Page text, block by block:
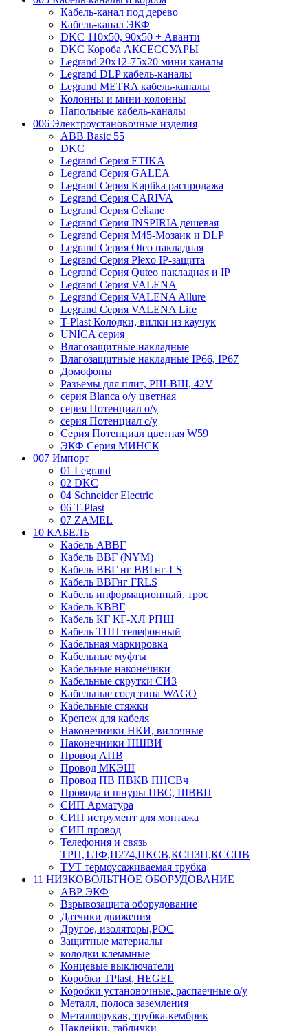
Кабель-канал под дерево
Кабель-канал ЭКФ
DKC 110х50, 90х50 + Аванти
DKC Короба АКСЕССУАРЫ
Legrand 20х12-75х20 мини каналы
Legrand DLP кабель-каналы
Legrand METRA кабель-каналы
Колонны и мини-колонны
Напольные кабель-каналы
006 Электроустановочные изделия
ABB Basic 55
DKC
Legrand Серия ETIKA
Legrand Серия GALEA
Legrand Серия Kaptika распродажа
Legrand Серия CARIVA
Legrand Серия Celiane
Legrand Серия INSPIRIA дешевая
Legrand Серия M45-Мозаик и DLP
Legrand Серия Oteo накладная
Legrand Серия Plexo IP-защита
Legrand Серия Quteo накладная и IP
Legrand Серия VALENA
Legrand Серия VALENA Allure
Legrand Серия VALENA Life
T-Plast Колодки, вилки из каучук
UNICA серия
Влагозащитные накладные
Влагозащитные накладные IP66, IP67
Домофоны
Разъемы для плит, РШ-ВШ, 42V
серия Blanca о/у цветная
серия Потенциал о/у
серия Потенциал с/у
Серия Потенциал цветная W59
ЭКФ Серия МИНСК
007 Импорт
01 Legrand
02 DKC
04 Schneider Electric
06 T-Plast
07 ZAMEL
10 КАБЕЛЬ
Кабель АВВГ
Кабель ВВГ (NYM)
Кабель ВВГ нг ВВГнг-LS
Кабель ВВГнг FRLS
Кабель информационный, трос
Кабель КВВГ
Кабель КГ КГ-ХЛ РПШ
Кабель ТПП телефонный
Кабельная маркировка
Кабельные муфты
Кабельные наконечнки
Кабельные скрутки СИЗ
Кабельные соед типа WAGO
Кабельные стяжки
Крепеж для кабеля
Наконечники НКИ, вилочные
Наконечники НШВИ
Провод АПВ
Провод МКЭШ
Провод ПВ ПВКВ ПНСВч
Провода и шнуры ПВС, ШВВП
СИП Арматура
СИП иструмент для монтажа
СИП провод
Телефония и связь
ТРП,ТЛФ,П274,ПКСВ,КСПЗП,КССПВ
ТУТ термоусаживаемая трубка
11 НИЗКОВОЛЬТНОЕ ОБОРУДОВАНИЕ
АВР ЭКФ
Взрывозащита оборудование
Датчики движения
Другое, изоляторы,РОС
Защитные материалы
колодки клеммные
Концевые выключатели
Коробки TPlast, HEGEL
Коробки установочные, распаечные о/у
Металл, полоса заземления
Металлорукав, трубка-кембрик
Наклейки, таблички